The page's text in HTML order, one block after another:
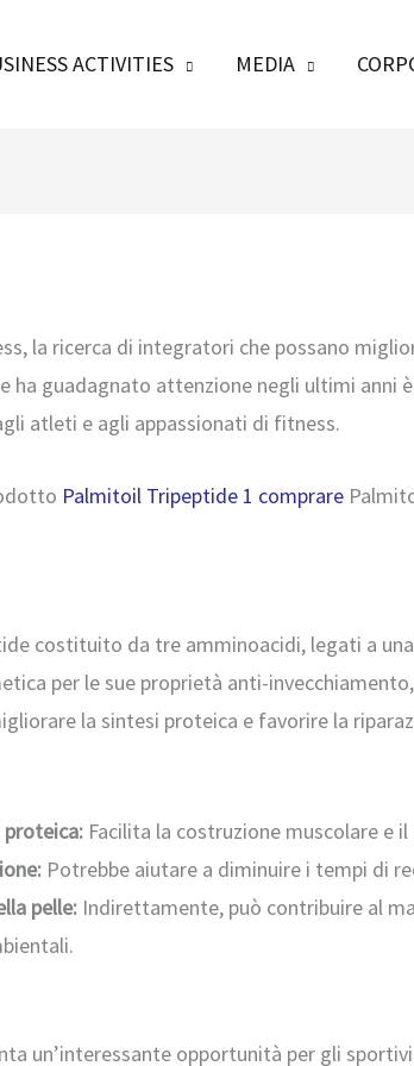
ACTIVITIES MEDIA
la ricerca di integratori che possano
ha guadagnato attenzione negli ultimi anni
atleti e agli appassionati di fitness.
Palmitoil Tripeptide 1 comprare
costituito da tre amminoacidi, legati a
per le sue proprietà anti-
la sintesi proteica e favorire la
Facilita la costruzione muscolare e
Potrebbe aiutare a diminuire i tempi di
pelle: Indirettamente, può contribuire al
un’interessante opportunità per gli